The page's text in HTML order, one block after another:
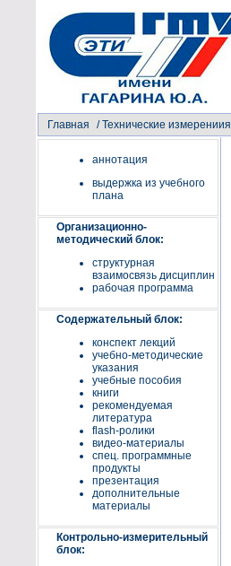
Главная /Технические измерениия
аннотация
выдержка из учебного
плана
Организационно-
методический блок:
структурная
взаимосвязь дисциплин
рабочая программа
Содержательный блок:
конспект лекций
учебно-методические
указания
учебные пособия
книги
рекомендуемая
литература
flash-ролики
видео-материалы
спец. программные
продукты
презентация
дополнительные
материалы
Контрольно-измерительный
блок: